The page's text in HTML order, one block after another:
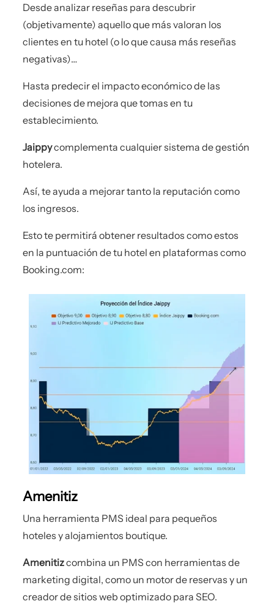
Desde analizar reseñas para descubrir
(objetivamente) aquello que más valoran los
clientes en tu hotel (o lo que causa más reseñas
negativas)…
Hasta predecir el impacto económico de las
decisiones de mejora que tomas en tu
establecimiento.
Jaippycomplementa cualquier sistema de gestión
hotelera.
Así, te ayuda a mejorar tanto la reputación como
los ingresos.
Esto te permitirá obtener resultados como estos
en la puntuación de tu hotel en plataformas como
Booking.com:
Amenitiz
Una herramienta PMS ideal para pequeños
hoteles y alojamientos boutique.
Amenitizcombina un PMS con herramientas de
marketing digital, como un motor de reservas y un
creador de sitios web optimizado para SEO.